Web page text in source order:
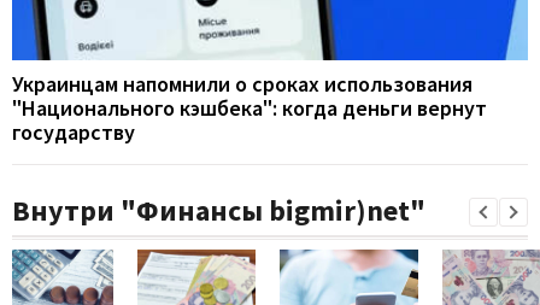
Украинцам напомнили о сроках использования
"Национального кэшбека": когда деньги вернут
государству
Внутри "Финансы bigmir)net"